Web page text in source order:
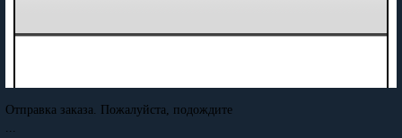
Отправка заказа. Пожалуйста, подождите
...